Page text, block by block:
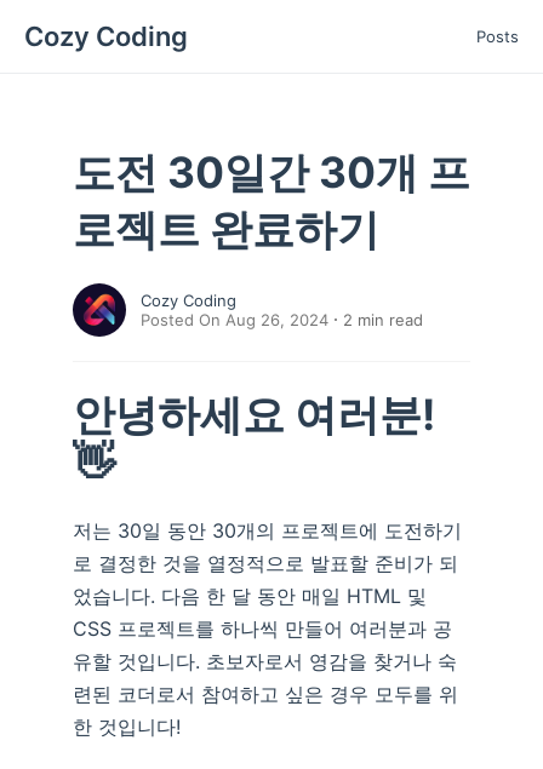
Cozy Coding Posts
도전 30일간 30개 프
로젝트 완료하기
Cozy Coding
Posted On Aug 26, 2024
2 min read
안녕하세요 여러분!
👋
저는 30일 동안 30개의 프로젝트에 도전하기
로 결정한 것을 열정적으로 발표할 준비가 되
었습니다. 다음 한 달 동안 매일 HTML 및
CSS 프로젝트를 하나씩 만들어 여러분과 공
유할 것입니다. 초보자로서 영감을 찾거나 숙
련된 코더로서 참여하고 싶은 경우 모두를 위
한 것입니다!